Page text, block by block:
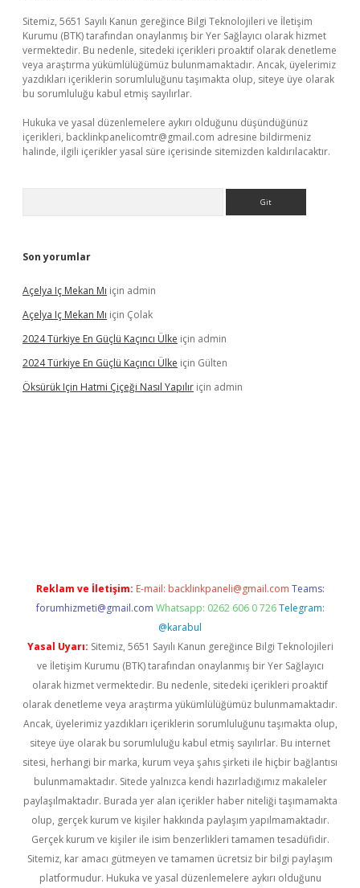
Sitemiz, 5651 Sayılı Kanun gereğince Bilgi Teknolojileri ve İletişim
Kurumu (BTK) tarafından onaylanmış bir Yer Sağlayıcı olarak hizmet
vermektedir. Bu nedenle, sitedeki içerikleri proaktif olarak denetleme
veya araştırma yükümlülüğümüz bulunmamaktadır. Ancak, üyelerimiz
yazdıkları içeriklerin sorumluluğunu taşımakta olup, siteye üye olarak
bu sorumluluğu kabul etmiş sayılırlar.
Hukuka ve yasal düzenlemelere aykırı olduğunu düşündüğünüz
içerikleri, backlinkpanelicomtr@gmail.com adresine bildirmeniz
halinde, ilgili içerikler yasal süre içerisinde sitemizden kaldırılacaktır.
Son yorumlar
Açelya Iç Mekan Mı için admin
Açelya Iç Mekan Mı için Çolak
2024 Türkiye En Güçlü Kaçıncı Ülke için admin
2024 Türkiye En Güçlü Kaçıncı Ülke için Gülten
Öksürük Için Hatmi Çiçeği Nasıl Yapılır için admin
Reklam ve İletişim: E-mail: backlinkpaneli@gmail.com Teams:
forumhizmeti@gmail.com Whatsapp: 0262 606 0 726 Telegram:
@karabul
Yasal Uyarı: Sitemiz, 5651 Sayılı Kanun gereğince Bilgi Teknolojileri
ve İletişim Kurumu (BTK) tarafından onaylanmış bir Yer Sağlayıcı
olarak hizmet vermektedir. Bu nedenle, sitedeki içerikleri proaktif
olarak denetleme veya araştırma yükümlülüğümüz bulunmamaktadır.
Ancak, üyelerimiz yazdıkları içeriklerin sorumluluğunu taşımakta olup,
siteye üye olarak bu sorumluluğu kabul etmiş sayılırlar. Bu internet
sitesi, herhangi bir marka, kurum veya şahıs şirketi ile hiçbir bağlantısı
bulunmamaktadır. Sitede yalnızca kendi hazırladığımız makaleler
paylaşılmaktadır. Burada yer alan içerikler haber niteliği taşımamakta
olup, gerçek kurum ve kişiler hakkında paylaşım yapılmamaktadır.
Gerçek kurum ve kişiler ile isim benzerlikleri tamamen tesadüfidir.
Sitemiz, kar amacı gütmeyen ve tamamen ücretsiz bir bilgi paylaşım
platformudur. Hukuka ve yasal düzenlemelere aykırı olduğunu